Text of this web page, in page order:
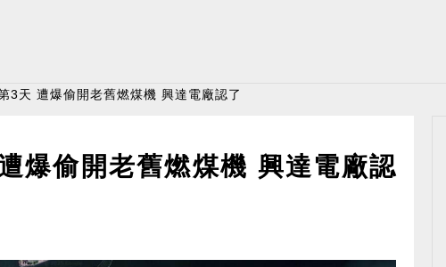
3天 遭爆偷開老舊燃煤機 興達電廠認了
爆偷開老舊燃煤機 興達電廠認